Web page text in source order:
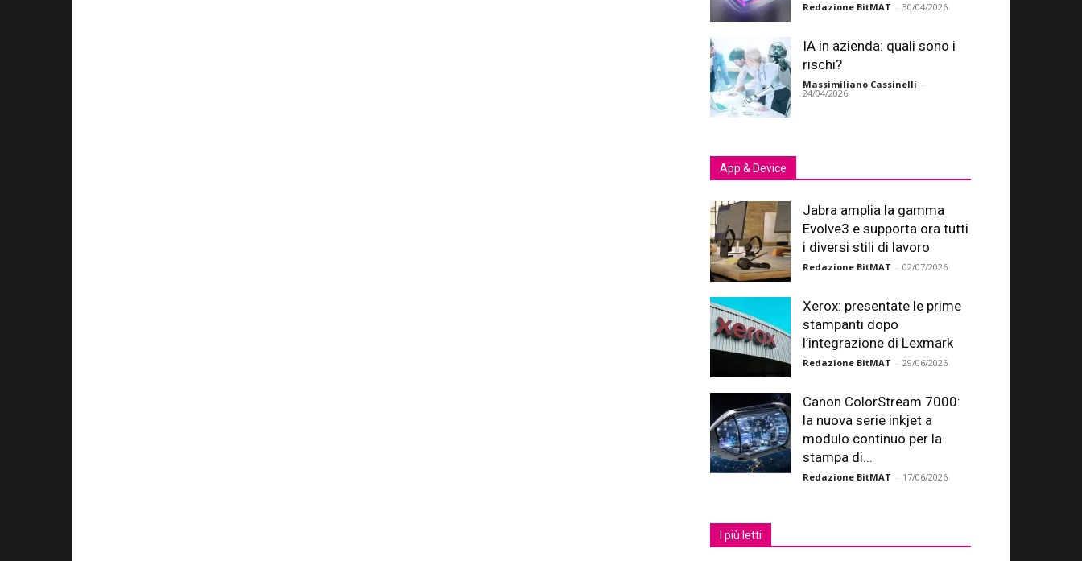
Redazione BitMAT - 30/04/2026
IA in azienda: quali sono i
rischi?
Massimiliano Cassinelli -
24/04/2026
App & Device
Jabra amplia la gamma
Evolve3 e supporta ora tutti
i diversi stili di lavoro
Redazione BitMAT - 02/07/2026
Xerox: presentate le prime
stampanti dopo
l’integrazione di Lexmark
Redazione BitMAT - 29/06/2026
Canon ColorStream 7000:
la nuova serie inkjet a
modulo continuo per la
stampa di...
Redazione BitMAT - 17/06/2026
I più letti